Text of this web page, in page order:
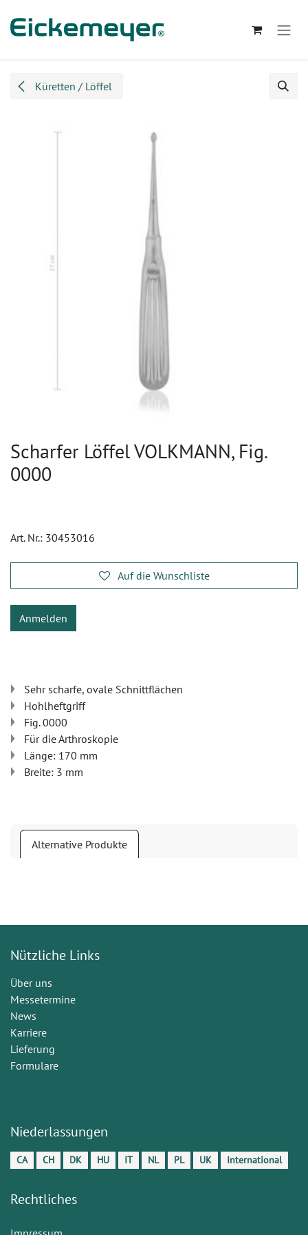
Küretten / Löffel
Scharfer Löffel VOLKMANN, Fig.
0000
Art. Nr.: 30453016
Auf die Wunschliste
Anmelden
Sehr scharfe, ovale Schnittflächen
Hohlheftgriff
Fig. 0000
Für die Arthroskopie
Länge: 170 mm
Breite: 3 mm
Alternative Produkte
Nützliche Links
Über uns
Messetermine
News
Karriere
Lieferung
Formulare
Niederlassungen
CA CH DK HU IT NL PL UK International
Rechtliches